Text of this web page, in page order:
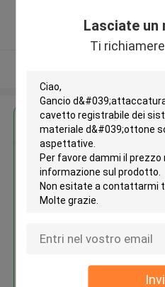
Lasciate un
Ti
Fornitore
Ottieni il
Gancio
di presa